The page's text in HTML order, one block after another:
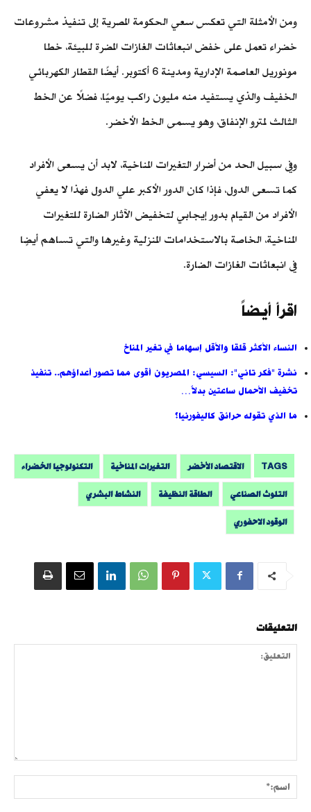
ومن الأمثلة التي تعكس سعي الحكومة المصرية إلى تنفيذ مشروعات
خضراء تعمل على خفض انبعاثات الغازات المضرة للبيئة، خطا
مونوريل العاصمة الإدارية ومدينة 6 أكتوبر. أيضًا القطار الكهربائي
الخفيف والذي يستفيد منه مليون راكب يوميًا، فضلًا عن الخط
الثالث لمترو الإنفاق، وهو يسمى الخط الأخضر.
وفي سبيل الحد من أضرار التغيرات المناخية، لابد أن يسعى الأفراد
كما تسعى الدول، فإذا كان الدور الأكبر علي الدول فهذا لا يعفي
الأفراد من القيام بدور إيجابي لتخفيض الآثار الضارة للتغيرات
المناخية، الخاصة بالاستخدامات المنزلية وغيرها والتي تساهم أيضٍا
في انبعاثات الغازات الضارة.
اقرأ أيضاً
النساء الأكثر قلقا والأقل إسهاما في تغير المناخ
نشرة "فكر تاني": السيسي: المصريون أقوى مما تصور أعداؤهم.. تنفيذ
تخفيف الأحمال ساعتين بدلاً…
ما الذي تقوله حرائق كاليفورنيا؟
TAGS الاقتصاد الأخضر التغيرات المناخية التكنولوجيا الخضراء
التلوث الصناعي الطاقة النظيفة النشاط البشري
الوقود الاحفوري
التعليقات